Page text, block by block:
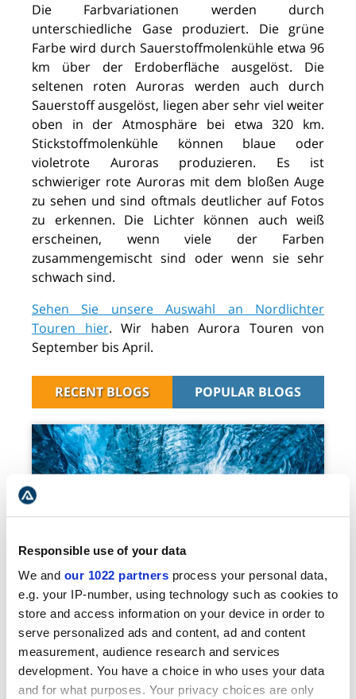
Responsible use of your data
We and our 1022 partners process your personal data,
e.g. your IP-number, using technology such as cookies to
store and access information on your device in order to
serve personalized ads and content, ad and content
measurement, audience research and services
development. You have a choice in who uses your data
and for what purposes. Your privacy choices are only
Die Farbvariationen werden durch
unterschiedliche Gase produziert. Die grüne
Farbe wird durch Sauerstoffmolenkühle etwa 96
km über der Erdoberfläche ausgelöst. Die
seltenen roten Auroras werden auch durch
Sauerstoff ausgelöst, liegen aber sehr viel weiter
oben in der Atmosphäre bei etwa 320 km.
Stickstoffmolenkühle können blaue oder
violetrote Auroras produzieren. Es ist
schwieriger rote Auroras mit dem bloßen Auge
zu sehen und sind oftmals deutlicher auf Fotos
zu erkennen. Die Lichter können auch weiß
erscheinen, wenn viele der Farben
zusammengemischt sind oder wenn sie sehr
schwach sind.
Sehen Sie unsere Auswahl an Nordlichter
Touren hier. Wir haben Aurora Touren von
September bis April.
RECENT BLOGS POPULAR BLOGS
Die 5 Besten Eishöhlen In
Island